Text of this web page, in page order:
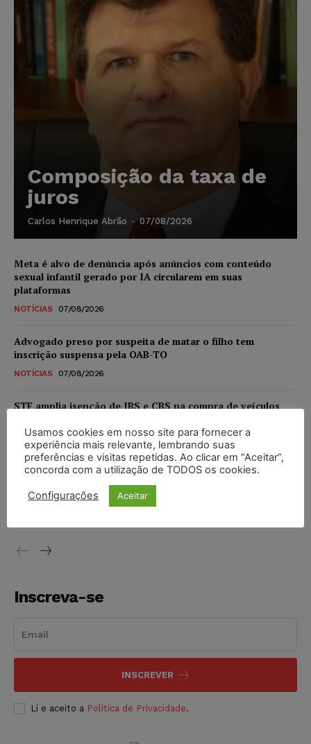
Composição da taxa de
juros
Carlos Henrique Abrão - 07/08/2026
Meta é alvo de denúncia após anúncios com conteúdo
sexual infantil gerado por IA circularem em suas
plataformas
NOTÍCIAS 07/08/2026
Advogado preso por suspeita de matar o filho tem
inscrição suspensa pela OAB-TO
NOTÍCIAS 07/08/2026
STF amplia isenção de IBS e CBS na compra de veículos
níveis
DIREITO TRIBUTÁRIO 07/08/2026
Justiça do Trabalho mantém justa causa de empregado que
vendia canetas emagrecedoras no local de trabalho
Inscreva-se
INSCREVER
Li e aceito a Política de Privacidade.
Usamos cookies em nosso site para fornecer a
experiência mais relevante, lembrando suas
preferências e visitas repetidas. Ao clicar em “Aceitar”,
concorda com a utilização de TODOS os cookies.
Configurações Aceitar